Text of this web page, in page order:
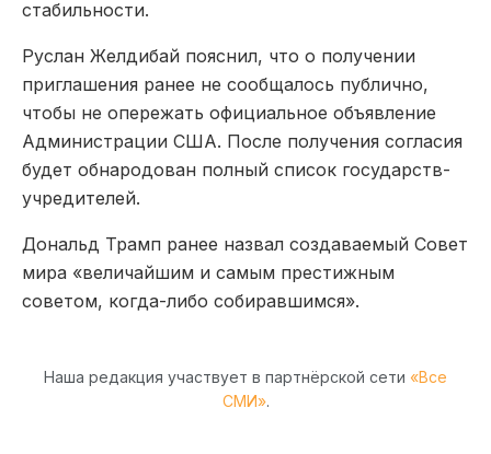
стабильности.
Руслан Желдибай пояснил, что о получении
приглашения ранее не сообщалось публично,
чтобы не опережать официальное объявление
Администрации США. После получения согласия
будет обнародован полный список государств-
учредителей.
Дональд Трамп ранее назвал создаваемый Совет
мира «величайшим и самым престижным
советом, когда-либо собиравшимся».
Наша редакция участвует в партнёрской сети «Все
СМИ».